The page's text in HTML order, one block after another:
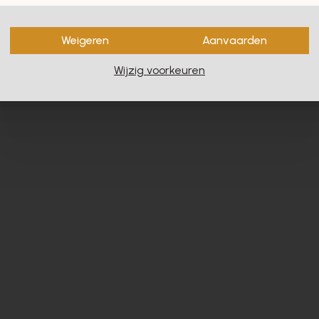
zullen u zeker en vast
Weigeren Aanvaarden
Wijzig voorkeuren